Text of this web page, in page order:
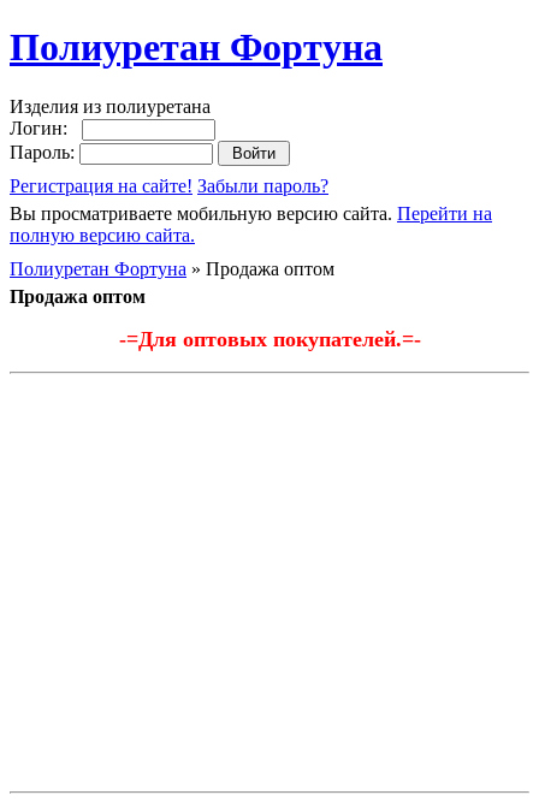
Полиуретан Фортуна
Изделия из полиуретана
Логин:
Пароль:
Регистрация на сайте! Забыли пароль?
Вы просматриваете мобильную версию сайта. Перейти на
полную версию сайта.
Полиуретан Фортуна » Продажа оптом
Продажа оптом
-=Для оптовых покупателей.=-